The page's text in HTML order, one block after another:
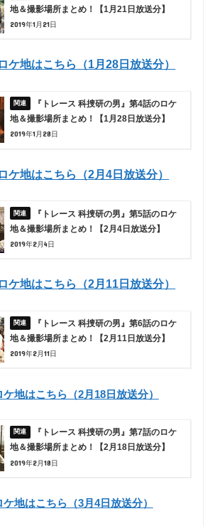
地＆撮影場所まとめ！【1月21日放送分】
2019年1月21日
ケ地はこちら（1月28日放送分）
『トレース 科捜研の男』第4話のロケ
地＆撮影場所まとめ！【1月28日放送分】
2019年1月28日
ケ地はこちら（2月4日放送分）
『トレース 科捜研の男』第5話のロケ
地＆撮影場所まとめ！【2月4日放送分】
2019年2月4日
ケ地はこちら（2月11日放送分）
『トレース 科捜研の男』第6話のロケ
地＆撮影場所まとめ！【2月11日放送分】
2019年2月11日
ケ地はこちら（2月18日放送分）
『トレース 科捜研の男』第7話のロケ
地＆撮影場所まとめ！【2月18日放送分】
2019年2月18日
ケ地はこちら（3月4日放送分）